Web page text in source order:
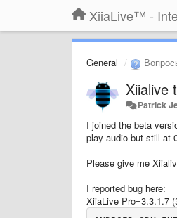
XiiaLive™ -
General
Xiialive
Patrick
I joined the beta
play audio but still at
Please give me
I reported bug here:
XiiaLive Pro=3.3.1.7